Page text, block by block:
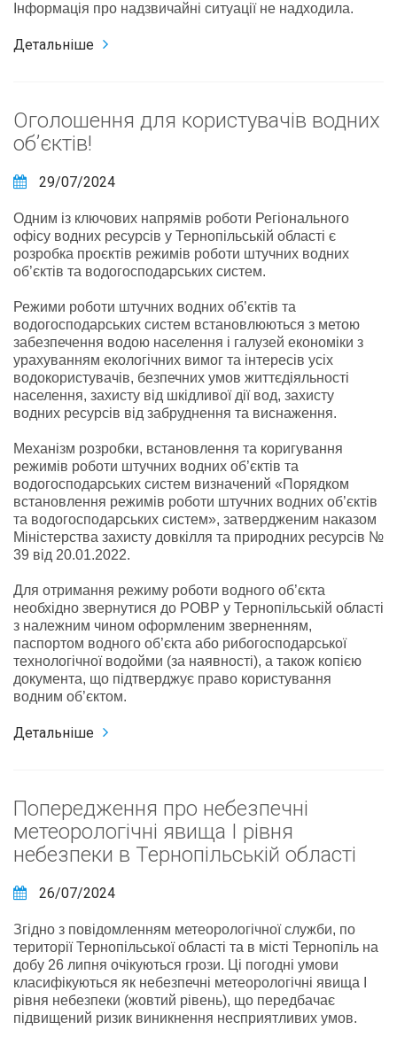
Інформація про надзвичайні ситуації не надходила.
Детальніше
Оголошення для користувачів водних
об’єктів!
29/07/2024
Одним із ключових напрямів роботи Регіонального
офісу водних ресурсів у Тернопільській області є
розробка проєктів режимів роботи штучних водних
об’єктів та водогосподарських систем.
Режими роботи штучних водних об’єктів та
водогосподарських систем встановлюються з метою
забезпечення водою населення і галузей економіки з
урахуванням екологічних вимог та інтересів усіх
водокористувачів, безпечних умов життєдіяльності
населення, захисту від шкідливої дії вод, захисту
водних ресурсів від забруднення та виснаження.
Механізм розробки, встановлення та коригування
режимів роботи штучних водних об’єктів та
водогосподарських систем визначений «Порядком
встановлення режимів роботи штучних водних об’єктів
та водогосподарських систем», затвердженим наказом
Міністерства захисту довкілля та природних ресурсів №
39 від 20.01.2022.
Для отримання режиму роботи водного об’єкта
необхідно звернутися до РОВР у Тернопільській області
з належним чином оформленим зверненням,
паспортом водного об’єкта або рибогосподарської
технологічної водойми (за наявності), а також копією
документа, що підтверджує право користування
водним об’єктом.
Детальніше
Попередження про небезпечні
метеорологічні явища І рівня
небезпеки в Тернопільській області
26/07/2024
Згідно з повідомленням метеорологічної служби, по
території Тернопільської області та в місті Тернопіль на
добу 26 липня очікуються грози. Ці погодні умови
класифікуються як небезпечні метеорологічні явища І
рівня небезпеки (жовтий рівень), що передбачає
підвищений ризик виникнення несприятливих умов.